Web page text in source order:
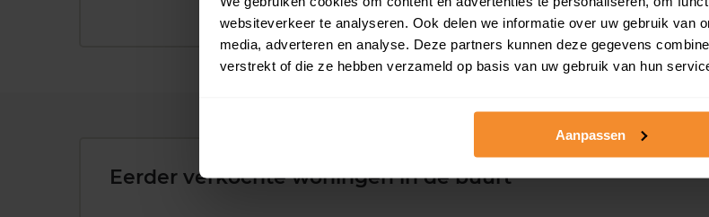
websiteverkeer te analyseren. Ook delen we informatie over uw gebruik van
media, adverteren en analyse. Deze partners kunnen deze gegevens
verstrekt of die ze hebben verzameld op basis van uw gebruik van hun
Aanpassen
Eerder verkochte woningen in de buurt